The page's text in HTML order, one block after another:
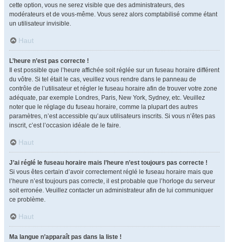
cette option, vous ne serez visible que des administrateurs, des
modérateurs et de vous-même. Vous serez alors comptabilisé comme étant
un utilisateur invisible.
Haut
L’heure n’est pas correcte !
Il est possible que l’heure affichée soit réglée sur un fuseau horaire différent
du vôtre. Si tel était le cas, veuillez vous rendre dans le panneau de
contrôle de l’utilisateur et régler le fuseau horaire afin de trouver votre zone
adéquate, par exemple Londres, Paris, New York, Sydney, etc. Veuillez
noter que le réglage du fuseau horaire, comme la plupart des autres
paramètres, n’est accessible qu’aux utilisateurs inscrits. Si vous n’êtes pas
inscrit, c’est l’occasion idéale de le faire.
Haut
J’ai réglé le fuseau horaire mais l’heure n’est toujours pas correcte !
Si vous êtes certain d’avoir correctement réglé le fuseau horaire mais que
l’heure n’est toujours pas correcte, il est probable que l’horloge du serveur
soit erronée. Veuillez contacter un administrateur afin de lui communiquer
ce problème.
Haut
Ma langue n’apparaît pas dans la liste !